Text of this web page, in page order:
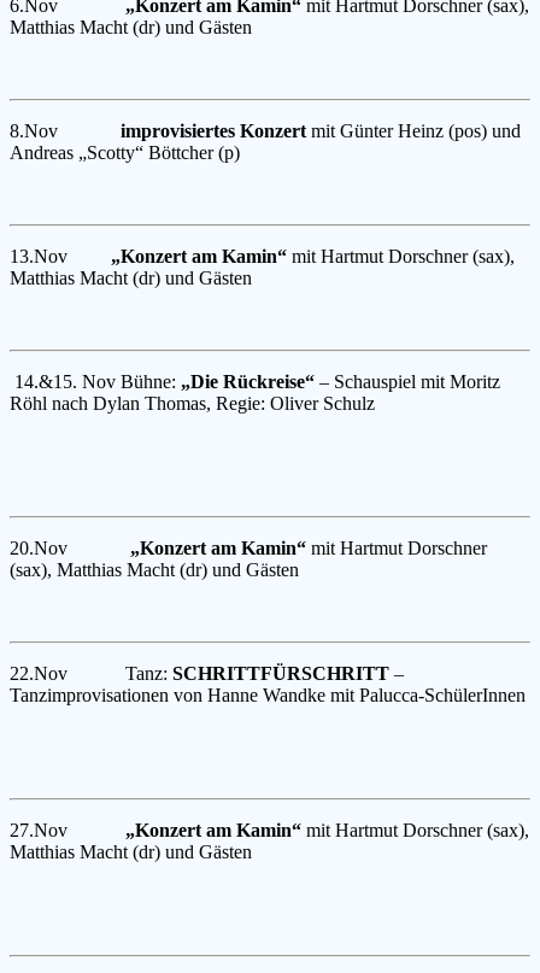
6.Nov „Konzert am Kamin“ mit Hartmut Dorschner (sax),
Matthias Macht (dr) und Gästen
8.Nov improvisiertes Konzert mit Günter Heinz (pos) und
Andreas „Scotty“ Böttcher (p)
13.Nov „Konzert am Kamin“ mit Hartmut Dorschner (sax),
Matthias Macht (dr) und Gästen
14.&15. Nov Bühne: „Die Rückreise“ – Schauspiel mit Moritz
Röhl nach Dylan Thomas, Regie: Oliver Schulz
20.Nov „Konzert am Kamin“ mit Hartmut Dorschner
(sax), Matthias Macht (dr) und Gästen
22.Nov Tanz: SCHRITTFÜRSCHRITT –
Tanzimprovisationen von Hanne Wandke mit Palucca-SchülerInnen
27.Nov „Konzert am Kamin“ mit Hartmut Dorschner (sax),
Matthias Macht (dr) und Gästen